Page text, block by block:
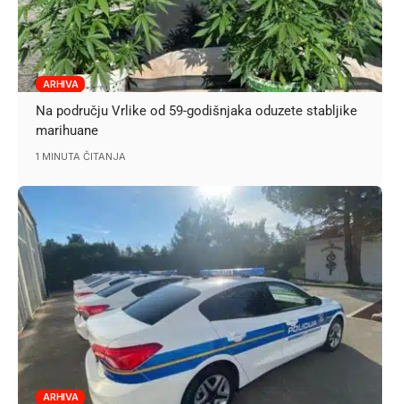
ARHIVA
Na području Vrlike od 59-godišnjaka oduzete stabljike
marihuane
1 MINUTA ČITANJA
ARHIVA